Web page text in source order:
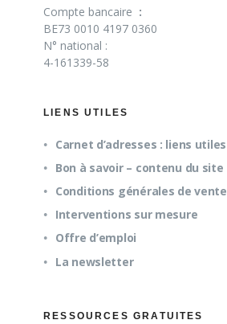
Compte bancaire :
BE73 0010 4197 0360
N° national :
4-161339-58
LIENS UTILES
Carnet d’adresses : liens utiles
Bon à savoir – contenu du site
Conditions générales de vente
Interventions sur mesure
Offre d’emploi
La newsletter
RESSOURCES GRATUITES